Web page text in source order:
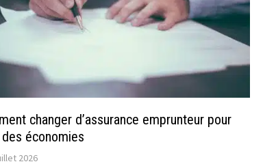
changer d’assurance emprunteur pour
économies
2026